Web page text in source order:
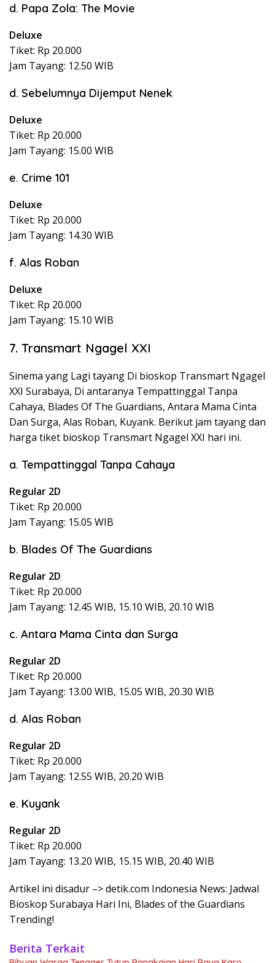
d. Papa Zola: The Movie
Deluxe
Tiket: Rp 20.000
Jam Tayang: 12.50 WIB
d. Sebelumnya Dijemput Nenek
Deluxe
Tiket: Rp 20.000
Jam Tayang: 15.00 WIB
e. Crime 101
Deluxe
Tiket: Rp 20.000
Jam Tayang: 14.30 WIB
f. Alas Roban
Deluxe
Tiket: Rp 20.000
Jam Tayang: 15.10 WIB
7. Transmart Ngagel XXI
Sinema yang Lagi tayang Di bioskop Transmart Ngagel
XXI Surabaya, Di antaranya Tempattinggal Tanpa
Cahaya, Blades Of The Guardians, Antara Mama Cinta
Dan Surga, Alas Roban, Kuyank. Berikut jam tayang dan
harga tiket bioskop Transmart Ngagel XXI hari ini.
a. Tempattinggal Tanpa Cahaya
Regular 2D
Tiket: Rp 20.000
Jam Tayang: 15.05 WIB
b. Blades Of The Guardians
Regular 2D
Tiket: Rp 20.000
Jam Tayang: 12.45 WIB, 15.10 WIB, 20.10 WIB
c. Antara Mama Cinta dan Surga
Regular 2D
Tiket: Rp 20.000
Jam Tayang: 13.00 WIB, 15.05 WIB, 20.30 WIB
d. Alas Roban
Regular 2D
Tiket: Rp 20.000
Jam Tayang: 12.55 WIB, 20.20 WIB
e. Kuyank
Regular 2D
Tiket: Rp 20.000
Jam Tayang: 13.20 WIB, 15.15 WIB, 20.40 WIB
Artikel ini disadur –> detik.com Indonesia News: Jadwal
Bioskop Surabaya Hari Ini, Blades of the Guardians
Trending!
Berita Terkait